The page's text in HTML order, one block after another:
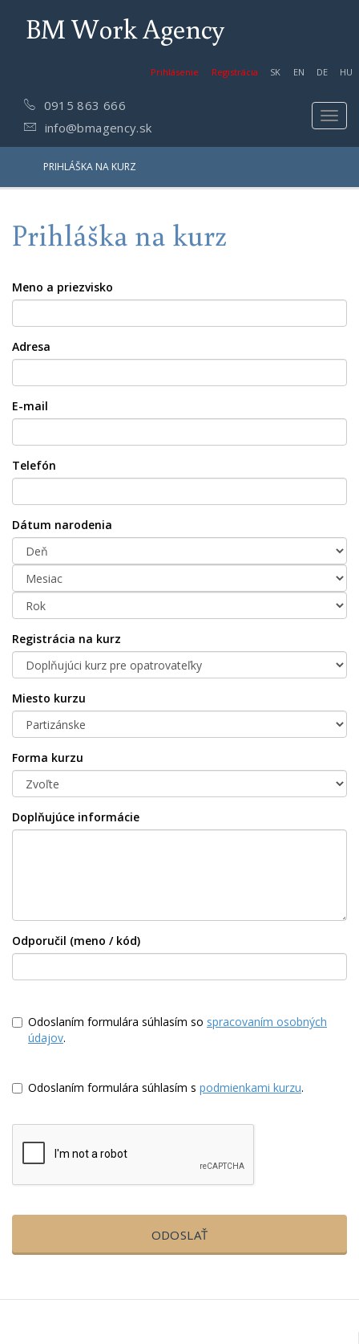
BM Work Agency
Prihlásenie Registrácia SK EN DE HU
0915 863 666
info@bmagency.sk
PRIHLÁŠKA NA KURZ
Prihláška na kurz
Meno a priezvisko
Adresa
E-mail
Telefón
Dátum narodenia
Registrácia na kurz
Miesto kurzu
Forma kurzu
Doplňujúce informácie
Odporučil (meno / kód)
Odoslaním formulára súhlasím so spracovaním osobných
údajov.
Odoslaním formulára súhlasím s podmienkami kurzu.
ODOSLAŤ